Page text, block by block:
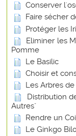
Conserver
Faire sécher
Protéger les
Eliminer les
Pomme
Le Basilic
Choisir et
Les Arbres
Distribution
Autres"
Rendre un
Le Ginkgo